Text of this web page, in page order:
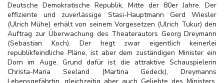
Deutsche Demokratische Republik, Mitte der 80er Jahre. Der
effiziente und zuverlässige Stasi-Hauptmann Gerd Wiesler
(Ulrich Mühe) erhält von seinem Vorgesetzen (Ulrich Tukur) den
Auftrag zur Überwachung des Theaterautors Georg Dreymann
(Sebastian Koch). Der hegt zwar eigentlich keinerlei
republikfeindliche Pläne, ist aber dem zuständigen Minister ein
Dorn im Auge. Grund dafür ist die attraktive Schauspielerin
Christa-Maria Seeland (Martina Gedeck), Dreymanns